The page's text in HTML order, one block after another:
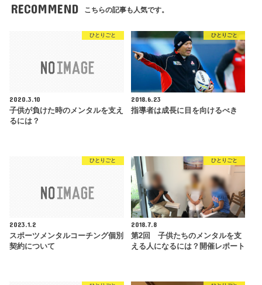
RECOMMEND こちらの記事も人気です。
ひとりごと
2020.3.10
子供が負けた時のメンタルを支え
るには？
ひとりごと
2018.6.23
指導者は成長に目を向けるべき
ひとりごと
2023.1.2
スポーツメンタルコーチング個別
契約について
ひとりごと
2018.7.8
第2回 子供たちのメンタルを支
える人になるには？開催レポート